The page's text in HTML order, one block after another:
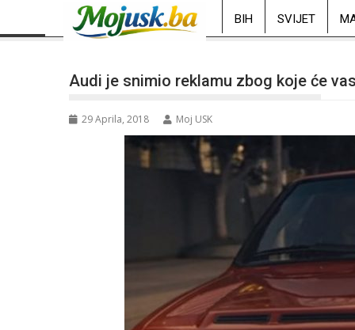
BIH SVIJET
Audi je snimio reklamu zbog koje će
29 Aprila, 2018 Moj USK